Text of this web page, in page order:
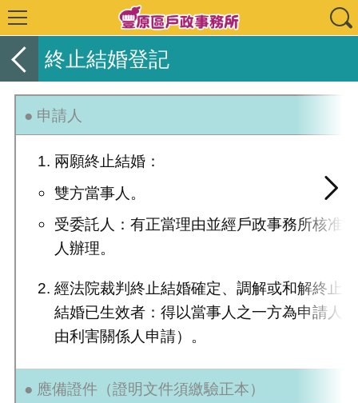
終止結婚登記
● 申請人
兩願終止結婚：
雙方當事人。
受委託人：有正當理由並經戶政事務所核准
人辦理。
經法院裁判終止結婚確定、調解或和解終止
結婚已生效者：得以當事人之一方為申請人
由利害關係人申請）。
● 應備證件（證明文件須繳驗正本）